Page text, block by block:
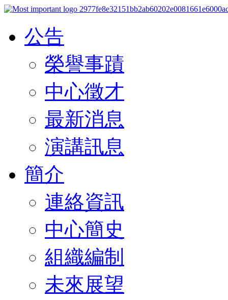
公告
榮譽事蹟
中心徵才
最新消息
演講訊息
簡介
連絡資訊
中心簡史
組織編制
未來展望